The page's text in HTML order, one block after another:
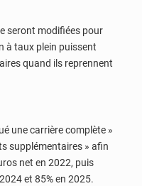
seront modifiées pour
à taux plein puissent
quand ils reprennent
une carrière complète »
supplémentaires » afin
net en 2022, puis
et 85% en 2025.